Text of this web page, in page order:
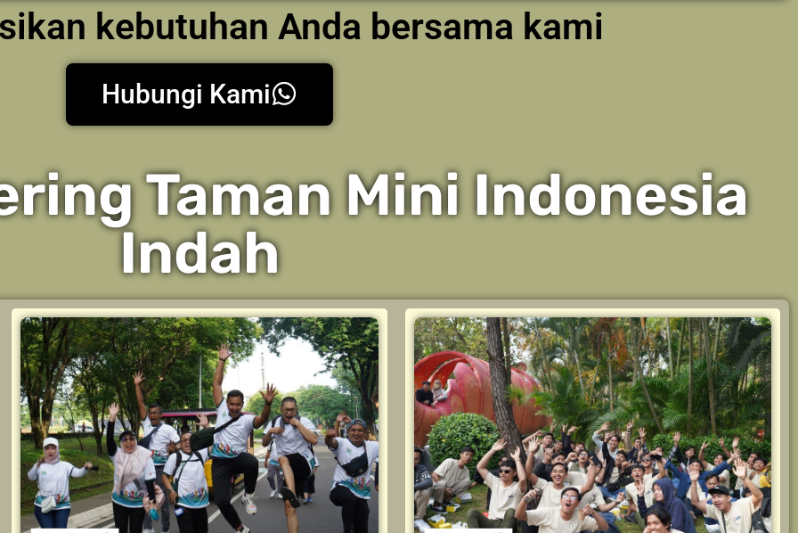
kebutuhan Anda bersama kami
Hubungi Kami
Taman Mini Indonesia
Indah